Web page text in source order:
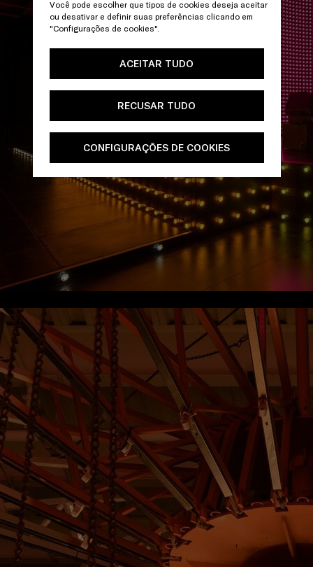
Você pode escolher que tipos de cookies deseja aceitar
ou desativar e definir suas preferências clicando em
"Configurações de cookies".
ACEITAR TUDO
RECUSAR TUDO
CONFIGURAÇÕES DE COOKIES